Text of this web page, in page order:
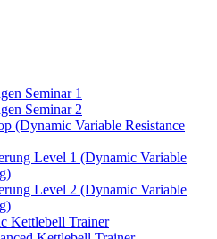
Seminar 1
Seminar 2
(Dynamic Variable Resistance
Level 1 (Dynamic Variable
Level 2 (Dynamic Variable
Kettlebell Trainer